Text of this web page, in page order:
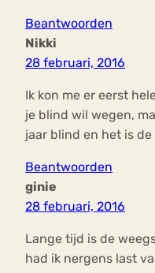
Beantwoorden
Nikki
28 februari, 2016
Ik kon me er eerst
je blind wil wegen,
jaar blind en het is
Beantwoorden
ginie
28 februari, 2016
Lange tijd is de
had ik nergens last